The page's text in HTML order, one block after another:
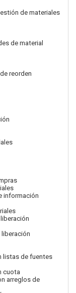
de materiales
de material
reorden
información
listas de fuentes
cuota
arreglos de